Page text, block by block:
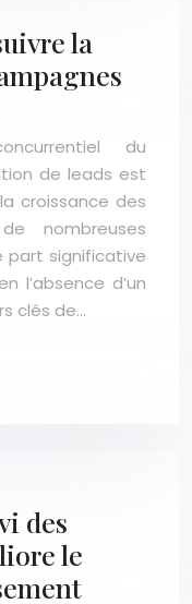
la
du
de leads est
croissance des
nombreuses
part significative
l’absence d’un
clés de…
des
le